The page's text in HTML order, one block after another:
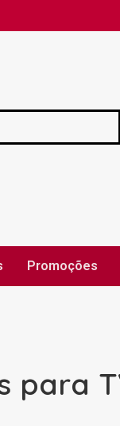
Promoções
para